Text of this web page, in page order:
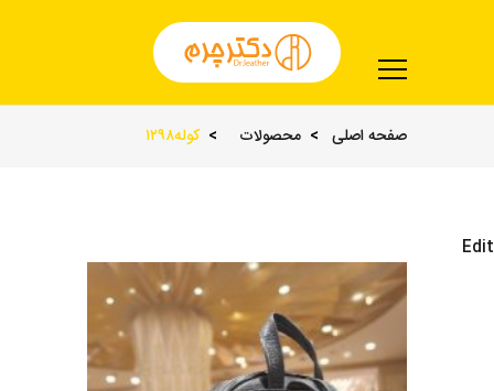
صفحه اصلی محصولات کوله۱۲۹۸
Edit